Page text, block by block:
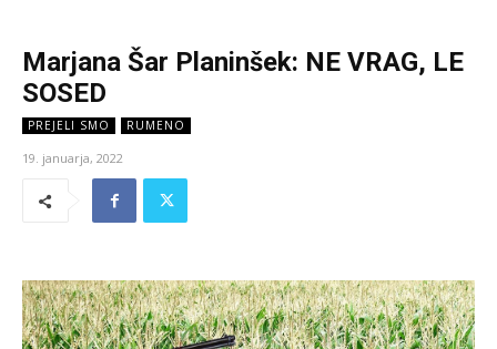
Marjana Šar Planinšek: NE VRAG, LE
SOSED
PREJELI SMO RUMENO
19. januarja, 2022